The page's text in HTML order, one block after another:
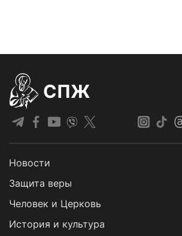
СПЖ
Новости
Защита веры
Человек и Церковь
История и культура